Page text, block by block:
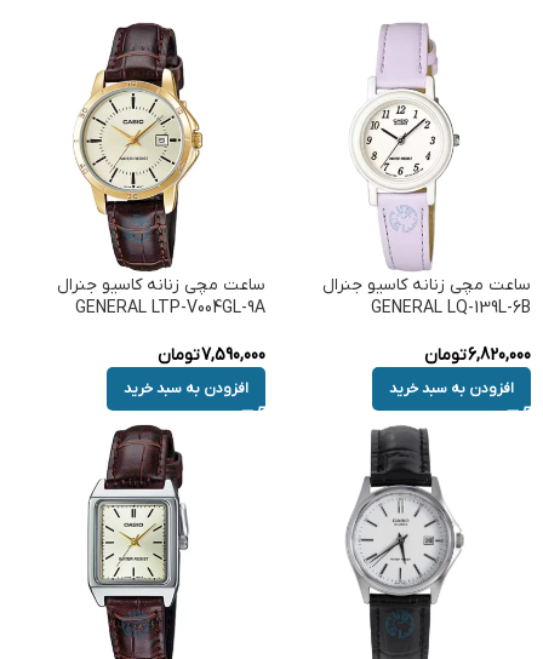
ساعت مچی زنانه کاسیو جنرال
GENERAL LQ-139L-6B
6,820,000تومان
افزودن به سبد خرید
ساعت مچی زنانه کاسیو جنرال
GENERAL LTP-V004GL-9A
7,590,000تومان
افزودن به سبد خرید